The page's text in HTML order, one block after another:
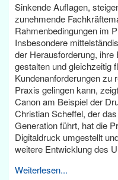
Sinkende Auflagen,
zunehmende
Rahmenbedingungen im
Insbesondere
der Herausforderung,
gestalten und gleichzeitig
Kundenanforderungen zu
Praxis gelingen kann,
Canon am Beispiel der
Christian Scheffel, der
Generation führt, hat die
Digitaldruck umgestellt
weitere Entwicklung des
Weiterlesen...